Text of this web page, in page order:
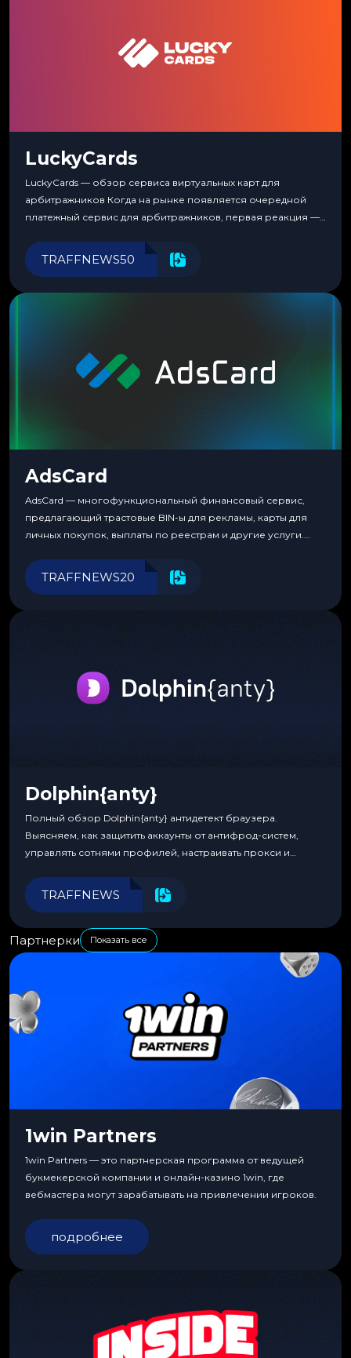
LuckyCards
LuckyCards — обзор сервиса виртуальных карт для
арбитражников Когда на рынке появляется очередной
платежный сервис для арбитражников, первая реакция —
перестаешь воспринимать всерьез любой новый продукт,
пока тот не докажет обратное делом. LuckyCards — история
TRAFFNEWS50
AdsCard
AdsCard — многофункциональный финансовый сервис,
предлагающий трастовые BIN-ы для рекламы, карты для
личных покупок, выплаты по реестрам и другие услуги.
инструменты для управления финансами.
TRAFFNEWS20
Dolphin{anty}
Полный обзор Dolphin{anty} антидетект браузера.
Выясняем, как защитить аккаунты от антифрод-систем,
управлять сотнями профилей, настраивать прокси и
эффективности.
TRAFFNEWS
Партнерки Показать все
1win Partners
1win Partners — это партнерская программа от ведущей
букмекерской компании и онлайн-казино 1win, где
вебмастера могут зарабатывать на привлечении игроков.
подробнее